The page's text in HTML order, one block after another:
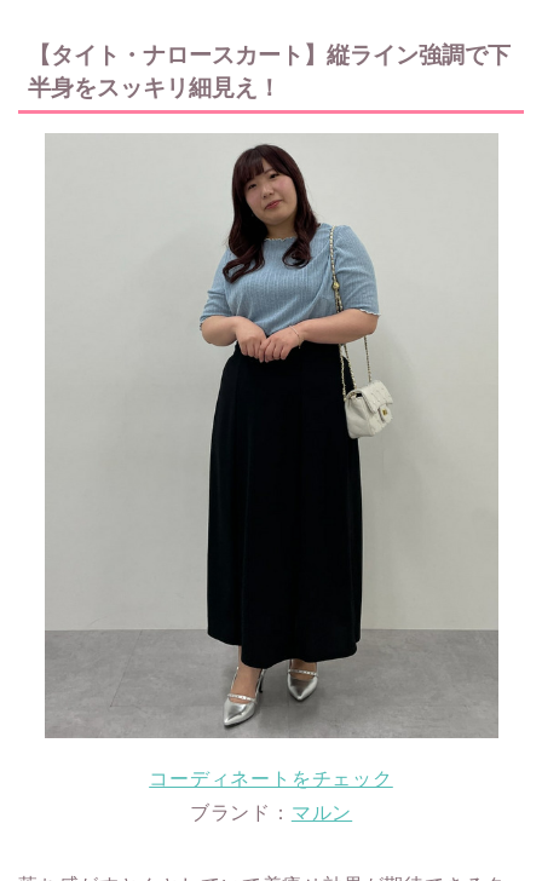
【タイト・ナロースカート】縦ライン強調で下
半身をスッキリ細見え！
コーディネートをチェック
ブランド： マルン